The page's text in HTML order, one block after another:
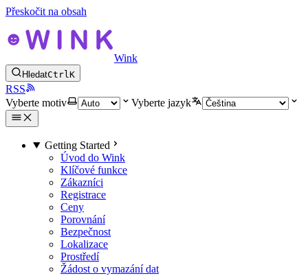
Přeskočit na obsah
Wink
HledatCtrlK
RSS
Vyberte motiv
Vyberte jazyk
Getting Started
Úvod do Wink
Klíčové funkce
Zákazníci
Registrace
Ceny
Porovnání
Bezpečnost
Lokalizace
Prostředí
Žádost o vymazání dat